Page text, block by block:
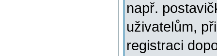
např.
uživatelům,
registraci